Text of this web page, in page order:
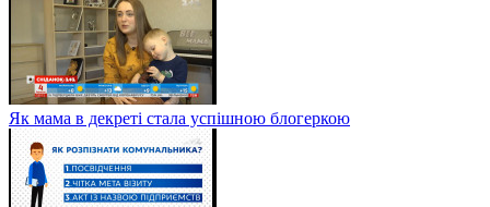
Як мама в декреті стала успішною блогеркою